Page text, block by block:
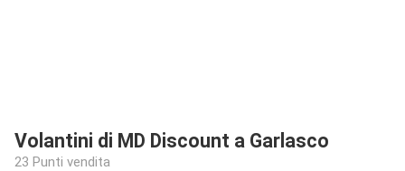
Volantini di MD Discount a Garlasco
23 Punti vendita